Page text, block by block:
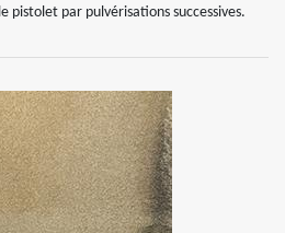
pistolet par pulvérisations successives.